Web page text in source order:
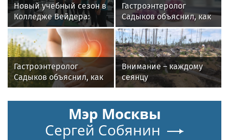
Новый учебный сезон в
Колледже Вейдера:
стартовали очные
программы подготовки
фитнес-тренеров и
специалистов
индустрии здоровья
Гастроэнтеролог
Садыков объяснил, как
сахар в рационе
ускоряет изнашивание
тканей
Гастроэнтеролог
Садыков объяснил, как
амброзия может влиять
Внимание – каждому
сеянцу
Мэр Москвы
Сергей Собянин